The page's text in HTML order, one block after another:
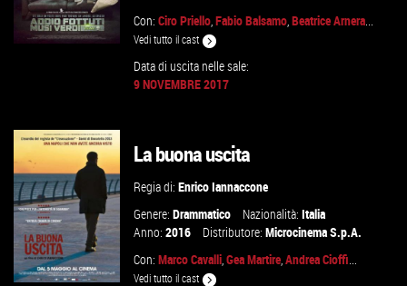
VAI ALLA SCHEDA
Con:Ciro Priello,Fabio Balsamo,Beatrice Arnera...
Vedi tutto il cast
Data di uscita nelle sale:
9 NOVEMBRE 2017
La buona uscita
Regia di:Enrico Iannaccone
Genere:Drammatico Nazionalità:Italia
Anno:2016 Distributore:Microcinema S.p.A.
Con:Marco Cavalli,Gea Martire,Andrea Cioffi...
Vedi tutto il cast